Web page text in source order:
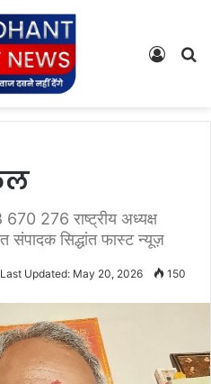
Log
276 राष्ट्रीय अध्यक्ष
संपादक सिद्धांत फास्ट न्यूज़
Last Updated: May 20, 2026 150